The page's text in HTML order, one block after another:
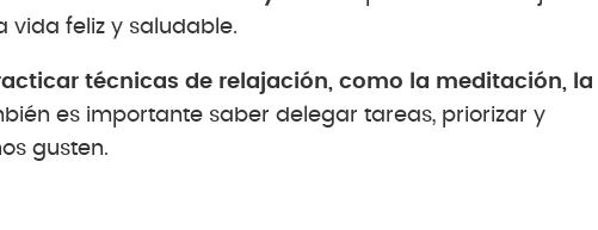
vida feliz y saludable.
técnicas de relajación, como la meditación, la
es importante saber delegar tareas, priorizar y
gusten.